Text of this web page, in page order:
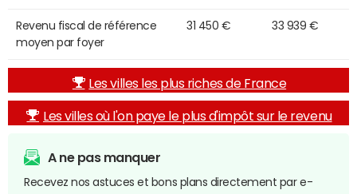
Revenu fiscal de référence
moyen par foyer
31 450 € 33 939 €
Les villes les plus riches de France
Les villes où l'on paye le plus d'impôt sur le revenu
A ne pas manquer
Recevez nos astuces et bons plans directement par e-